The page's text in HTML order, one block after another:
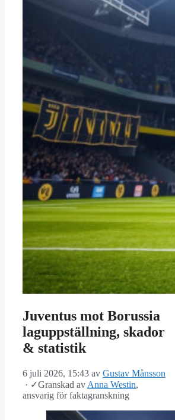
Juventus mot Borussia
laguppställning, skador
& statistik
6 juli 2026, 15:43 av Gustav Månsson
· ✓Granskad av Anna Westin,
ansvarig för faktagranskning